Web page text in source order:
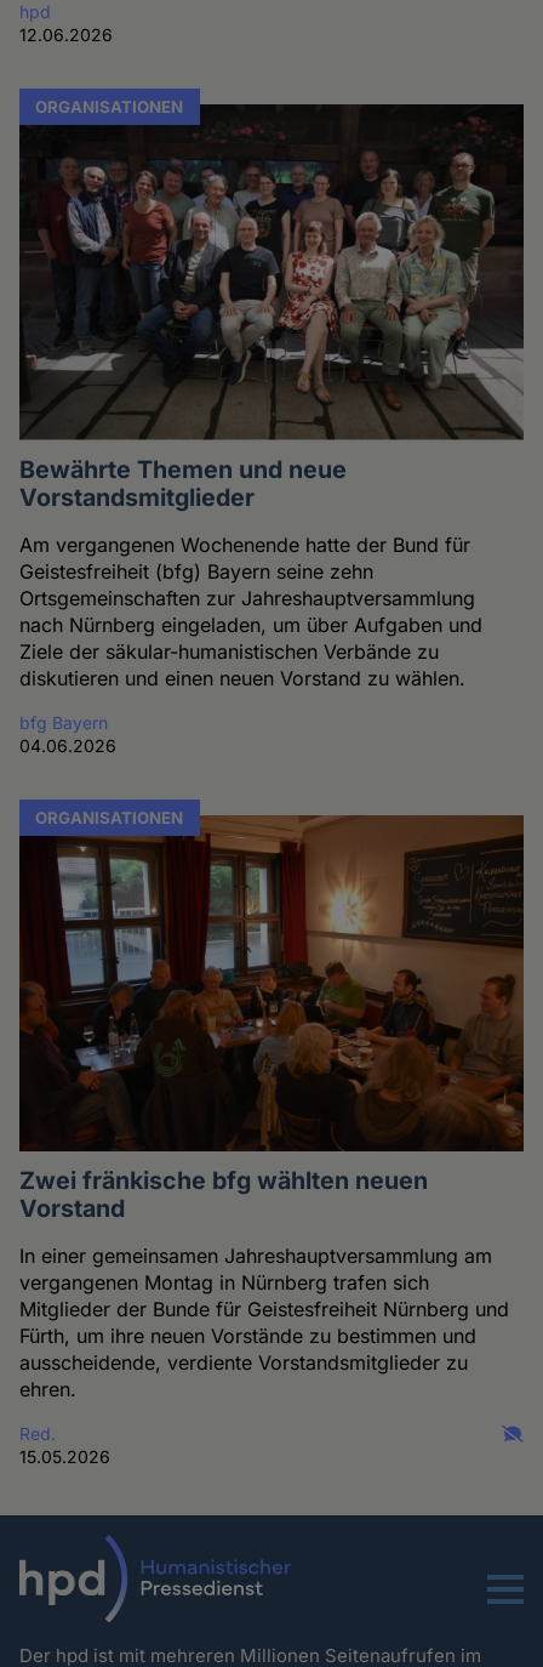
hpd
12.06.2026
ORGANISATIONEN
Bewährte Themen und neue
Vorstandsmitglieder
Am vergangenen Wochenende hatte der Bund für
Geistesfreiheit (bfg) Bayern seine zehn
Ortsgemeinschaften zur Jahreshauptversammlung
nach Nürnberg eingeladen, um über Aufgaben und
Ziele der säkular-humanistischen Verbände zu
diskutieren und einen neuen Vorstand zu wählen.
bfg Bayern
04.06.2026
ORGANISATIONEN
Zwei fränkische bfg wählten neuen
Vorstand
In einer gemeinsamen Jahreshauptversammlung am
vergangenen Montag in Nürnberg trafen sich
Mitglieder der Bunde für Geistesfreiheit Nürnberg und
Fürth, um ihre neuen Vorstände zu bestimmen und
ausscheidende, verdiente Vorstandsmitglieder zu
ehren.
Red.
15.05.2026
Menu
Der hpd ist mit mehreren Millionen Seitenaufrufen im